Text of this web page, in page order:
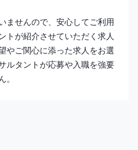
ませんので、安心してご利用
トが紹介させていただく求人
やご関心に添った求人をお選
ルタントが応募や入職を強要